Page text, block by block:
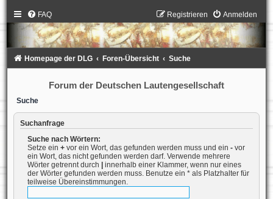
FAQ Anmelden
Registrieren
Homepage der DLG Foren-Übersicht Suche
Forum der Deutschen Lautengesellschaft
Suche
Suchanfrage
Suche nach Wörtern:
Setze ein +vor ein Wort, das gefunden werden muss und ein -vor
ein Wort, das nicht gefunden werden darf. Verwende mehrere
Wörter getrennt durch |innerhalb einer Klammer, wenn nur eines
der Wörter gefunden werden muss. Benutze ein * als Platzhalter für
teilweise Übereinstimmungen.